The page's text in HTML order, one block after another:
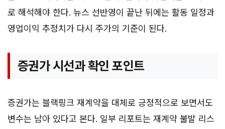
로 해석해야 한다. 뉴스 선반영이 끝난 뒤에는 활동 일정과
영업이익 추정치가 다시 주가의 기준이 된다.
증권가 시선과 확인 포인트
증권가는 블랙핑크 재계약을 대체로 긍정적으로 보면서도
변수는 남아 있다고 본다. 일부 리포트는 재계약 불발 리스